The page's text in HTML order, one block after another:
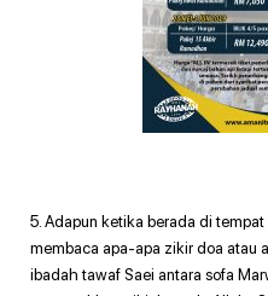
5. Adapun ketika berada di
membaca apa-apa zikir doa atau
ibadah tawaf Saei antara sofa